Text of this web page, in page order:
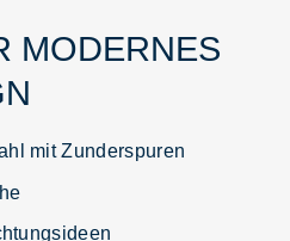
MODERNES
mit Zunderspuren